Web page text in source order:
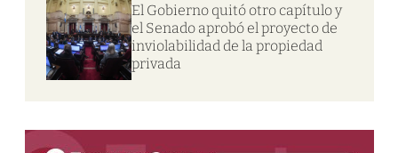
El Gobierno quitó otro capítulo y
el Senado aprobó el proyecto de
inviolabilidad de la propiedad
privada